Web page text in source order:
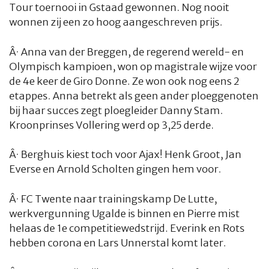
HOME COLUMNS WHAT'S NEW(S)ECONOMIE
Tour toernooi in Gstaad gewonnen. Nog nooit
wonnen zij een zo hoog aangeschreven prijs.
Â· Anna van der Breggen, de regerend wereld- en
Olympisch kampioen, won op magistrale wijze voor
de 4e keer de Giro Donne. Ze won ook nog eens 2
etappes. Anna betrekt als geen ander ploeggenoten
bij haar succes zegt ploegleider Danny Stam.
Kroonprinses Vollering werd op 3,25 derde.
Â· Berghuis kiest toch voor Ajax! Henk Groot, Jan
Everse en Arnold Scholten gingen hem voor.
Â· FC Twente naar trainingskamp De Lutte,
werkvergunning Ugalde is binnen en Pierre mist
helaas de 1e competitiewedstrijd. Everink en Rots
hebben corona en Lars Unnerstal komt later.